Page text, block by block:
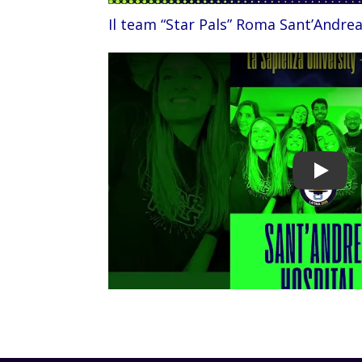
Il team “Star Pals” Roma
Play